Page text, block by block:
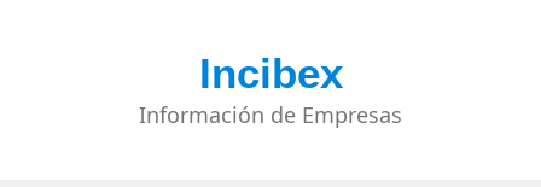
Incibex
Información de Empresas